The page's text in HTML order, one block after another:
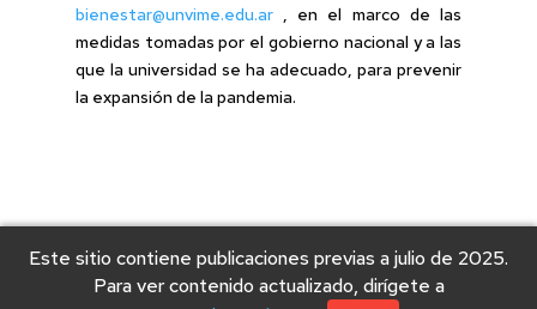
bienestar@unvime.edu.ar, en el marco de las
medidas tomadas por el gobierno nacional y a las
que la universidad se ha adecuado, para prevenir
la expansión de la pandemia.
Este sitio contiene publicaciones previas a julio de 2025.
Para ver contenido actualizado, dirígete a